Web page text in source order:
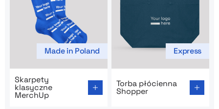
Made in Poland
Skarpety
klasyczne
MerchUp
Express
Torba płócienna
Shopper